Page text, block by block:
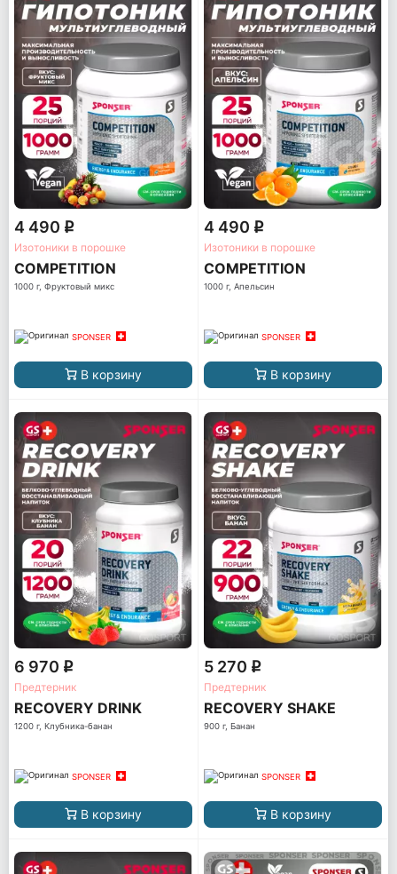
4 490 q
Изотоники в порошке
COMPETITION
1000 г, Фруктовый микс
SPONSER
В корзину
4 490 q
Изотоники в порошке
COMPETITION
1000 г, Апельсин
SPONSER
В корзину
6 970 q
Предтерник
RECOVERY DRINK
1200 г, Клубника-банан
SPONSER
В корзину
5 270 q
Предтерник
RECOVERY SHAKE
900 г, Банан
SPONSER
В корзину